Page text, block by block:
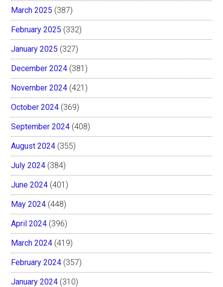
March 2025 (387)
February 2025 (332)
January 2025 (327)
December 2024 (381)
November 2024 (421)
October 2024 (369)
September 2024 (408)
August 2024 (355)
July 2024 (384)
June 2024 (401)
May 2024 (448)
April 2024 (396)
March 2024 (419)
February 2024 (357)
January 2024 (310)